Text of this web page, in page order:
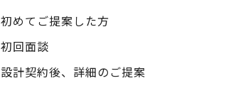
初めてご提案した方
初回面談
設計契約後、詳細のご提案